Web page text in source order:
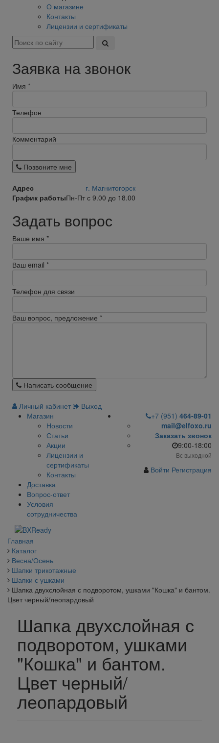
О магазине
Контакты
Лицензии и сертификаты
Заявка на звонок
Имя *
Телефон
Комментарий
Позвоните мне
Адрес
г. Магнитогорск
График работыПн-Пт с 9.00 до 18.00
Задать вопрос
Ваше имя *
Ваш email *
Телефон для связи
Ваш вопрос, предложение *
Написать сообщение
Личный кабинет
Выход
Магазин
Новости
Статьи
Акции
Лицензии и
сертификаты
Контакты
Доставка
Вопрос-ответ
Условия
сотрудничества
+7 (951) 464-89-01
mail@elfoxo.ru
Заказать звонок
9:00-18:00
Вс выходной
Войти Регистрация
Главная
Каталог
Весна/Осень
Шапки трикотажные
Шапки с ушками
Шапка двухслойная с подворотом, ушками "Кошка" и бантом.
Цвет черный/леопардовый
Шапка двухслойная с
подворотом, ушками
"Кошка" и бантом.
Цвет черный/
леопардовый